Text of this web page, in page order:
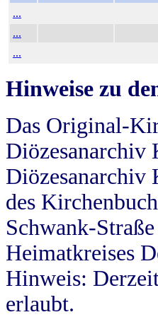
...
...
...
Hinweise zu
Das Original-
Diözesanarchiv
des
Schwank-
Heimatkreises
Hinweis:
erlaubt.